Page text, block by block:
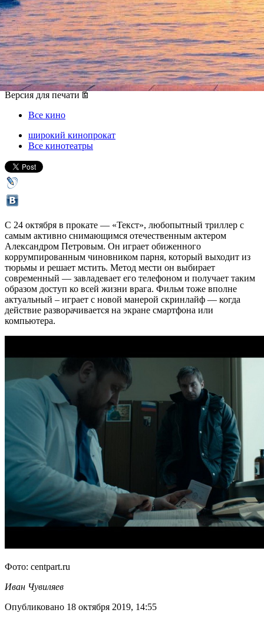
В кино покажут скринлайф-
триллер с Александром
Петровым
24 октября 2019, четверг-06 ноября 2019, среда
Версия для печати
Все кино
широкий кинопрокат
Все кинотеатры
С 24 октября в прокате — «Текст», любопытный триллер с
самым активно снимающимся отечественным актером
Александром Петровым. Он играет обиженного
коррумпированным чиновником парня, который выходит из
тюрьмы и решает мстить. Метод мести он выбирает
современный — завладевает его телефоном и получает таким
образом доступ ко всей жизни врага. Фильм тоже вполне
актуальный – играет с новой манерой скринлайф — когда
действие разворачивается на экране смартфона или
компьютера.
Фото: centpart.ru
Иван Чувиляев
Опубликовано 18 октября 2019, 14:55